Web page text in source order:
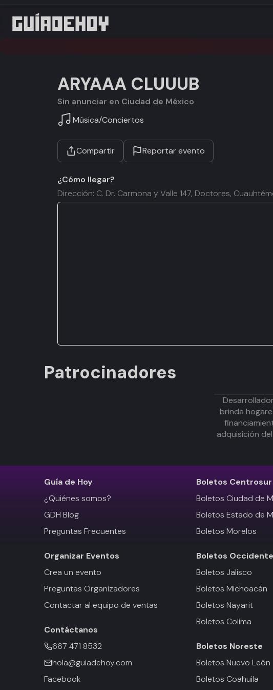
ARYAAA CLUUUB
Sin anunciar en Ciudad de México
Música/Conciertos
Compartir Reportar evento
¿Cómo llegar?
Dirección: C. Dr. Carmona y Valle 147, Doctores,
Patrocinadores
brinda
adquisición
Guía de Hoy
¿Quiénes somos?
GDH Blog
Preguntas Frecuentes
Organizar Eventos
Crea un evento
Preguntas Organizadores
Contactar al equipo de ventas
Contáctanos
667 471 8532
hola@guiadehoy.com
Facebook
Boletos Centrosur
Boletos Ciudad de
Boletos Estado de
Boletos Morelos
Boletos Occidente
Boletos Jalisco
Boletos Michoacán
Boletos Nayarit
Boletos Colima
Boletos Noreste
Boletos Nuevo León
Boletos Coahuila